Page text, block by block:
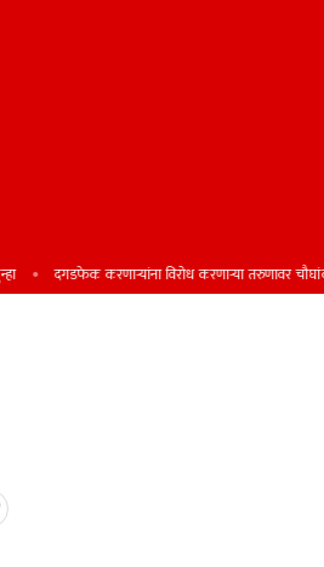
दगडफेक करणार्‍यांना विरोध करणार्‍या तरुणावर